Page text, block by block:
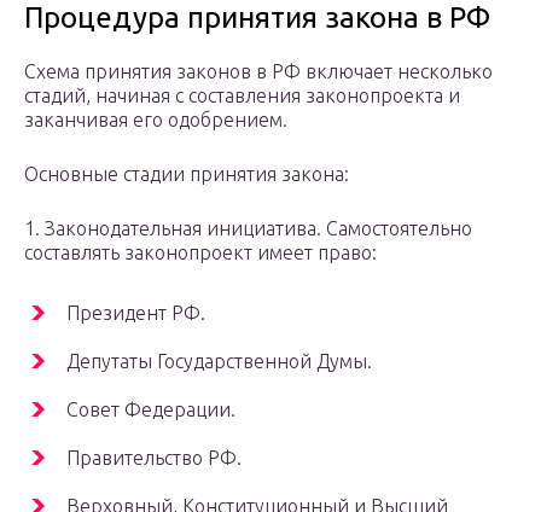
Процедура принятия закона в РФ
Схема принятия законов в РФ включает несколько
стадий, начиная с составления законопроекта и
заканчивая его одобрением.
Основные стадии принятия закона:
1. Законодательная инициатива. Самостоятельно
составлять законопроект имеет право:
Президент РФ.
Депутаты Государственной Думы.
Совет Федерации.
Правительство РФ.
Верховный, Конституционный и Высший